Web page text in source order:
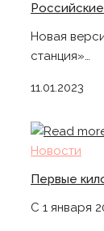
Новая
станция»…
11.01.2023
Новости
Первые
С 1 января